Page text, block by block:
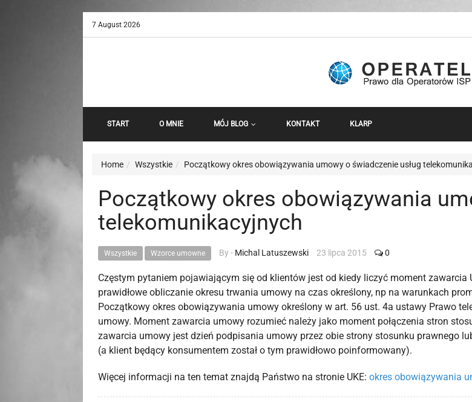
7 August 2026
START O MNIE MÓJ BLOG KONTAKT KLARP
Home Wszystkie Początkowy okres obowiązywania umowy o świadczenie usług
Początkowy okres obowiązywania
telekomunikacyjnych
Wszystkie Wzorce umowne By - Michal Latuszewski 23 lipca 2015 0
Częstym pytaniem pojawiającym się od klientów jest od kiedy liczyć moment
prawidłowe obliczanie okresu trwania umowy na czas określony, np na warunkach
Początkowy okres obowiązywania umowy określony w art. 56 ust. 4a ustawy Prawo
umowy. Moment zawarcia umowy rozumieć należy jako moment połączenia stron
zawarcia umowy jest dzień podpisania umowy przez obie strony stosunku prawnego
(a klient będący konsumentem został o tym prawidłowo poinformowany).
Więcej informacji na ten temat znajdą Państwo na stronie UKE: okres obowiązywania